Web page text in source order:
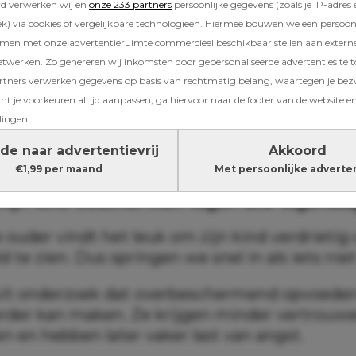
verwerken wij en onze 233 partners persoonlijke gegevens (zoals je IP-adres
via cookies of vergelijkbare technologieën. Hiermee bouwen we een
met onze advertentieruimte commercieel beschikbaar stellen aan
Zo genereren wij inkomsten door gepersonaliseerde advertenties te
verwerken gegevens op basis van rechtmatig belang, waartegen je
je voorkeuren altijd aanpassen; ga hiervoor naar de footer van de website
naar advertentievrij
€1,99 per maand
Akkoord
Met persoonlijke
van de Ohio State University blijkt zelfs dat
ouders last heeft van een vorm van burn-out.
dat niet zozeer door een drukke baan of
de druk om de perfecte ouder te zijn.
zijn er een aantal hardnekkige
terwijl ze het ouders én kinderen juist
mijn kind beschermen tegen alle
ouder vindt het leuk om zijn kind verdrietig
te zien. Dus springen we snel in als iets niet
onderzoek dat overbeschermend
kan maken. Ze krijgen minder
en hebben later vaker last van angst.